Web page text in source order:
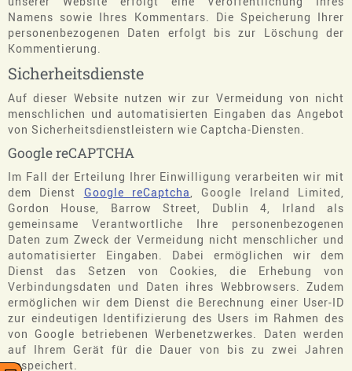
Namens sowie Ihres Kommentars. Die Speicherung Ihrer
personenbezogenen Daten erfolgt bis zur Löschung der
Kommentierung.
Sicherheitsdienste
Auf dieser Website nutzen wir zur Vermeidung von nicht
menschlichen und automatisierten Eingaben das Angebot
von Sicherheitsdienstleistern wie Captcha-Diensten.
Google reCAPTCHA
Im Fall der Erteilung Ihrer Einwilligung verarbeiten wir mit
dem Dienst Google reCaptcha, Google Ireland Limited,
Gordon House, Barrow Street, Dublin 4, Irland als
gemeinsame Verantwortliche Ihre personenbezogenen
Daten zum Zweck der Vermeidung nicht menschlicher und
automatisierter Eingaben. Dabei ermöglichen wir dem
Dienst das Setzen von Cookies, die Erhebung von
Verbindungsdaten und Daten ihres Webbrowsers. Zudem
ermöglichen wir dem Dienst die Berechnung einer User-ID
zur eindeutigen Identifizierung des Users im Rahmen des
von Google betriebenen Werbenetzwerkes. Daten werden
auf Ihrem Gerät für die Dauer von bis zu zwei Jahren
gespeichert.